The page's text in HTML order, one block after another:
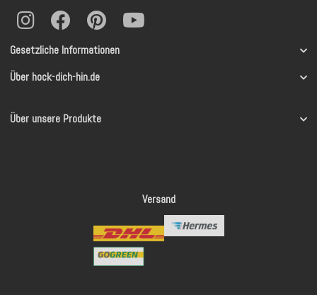
Gesetzliche Informationen
Über hock-dich-hin.de
Über unsere Produkte
Versand